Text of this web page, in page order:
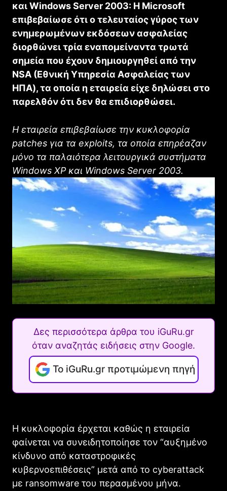
και Windows Server 2003: Η Microsoft
επιβεβαίωσε ότι ο τελευταίος γύρος των
ενημερωμένων εκδόσεων ασφαλείας
διορθώνει τρία εναπομείναντα τρωτά
σημεία που έχουν δημιουργηθεί από την
NSA (Εθνική Υπηρεσία Ασφαλείας των
ΗΠΑ), τα οποία η εταιρεία είχε δηλώσει στο
παρελθόν ότι δεν θα επιδιορθώσει.
Η εταιρεία επιβεβαίωσε την κυκλοφορία
patches για τα exploits, τα οποία επηρέαζαν
μόνο τα παλαιότερα λειτουργικά συστήματα
Windows XP και Windows Server 2003.
Δες περισσότερα άρθρα του iGuRu.gr
όταν αναζητάς ειδήσεις στην Google.
Το iGuRu.gr προτιμώμενη πηγή
Η κυκλοφορία έρχεται καθώς η εταιρεία
φαίνεται να συνειδητοποίησε τον “αυξημένο
κίνδυνο από καταστροφικές
κυβερνοεπιθέσεις” μετά από το cyberattack
με ransomware του περασμένου μήνα.